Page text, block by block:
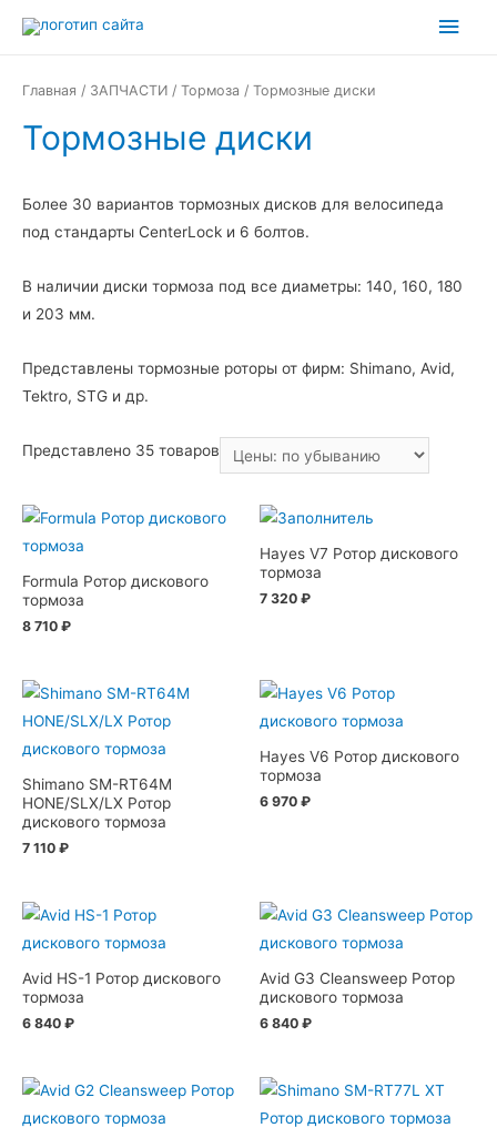
Главная / ЗАПЧАСТИ / Тормоза / Тормозные диски
Тормозные диски
Более 30 вариантов тормозных дисков для велосипеда
под стандарты CenterLock и 6 болтов.
В наличии диски тормоза под все диаметры: 140, 160, 180
и 203 мм.
Представлены тормозные роторы от фирм: Shimano, Avid,
Tektro, STG и др.
Представлено 35 товаров
Formula Ротор дискового
тормоза
8 710 ₽
Hayes V7 Ротор дискового
тормоза
7 320 ₽
Shimano SM-RT64M
HONE/SLX/LX Ротор
дискового тормоза
7 110 ₽
Hayes V6 Ротор дискового
тормоза
6 970 ₽
Avid HS-1 Ротор дискового
тормоза
6 840 ₽
Avid G3 Cleansweep Ротор
дискового тормоза
6 840 ₽